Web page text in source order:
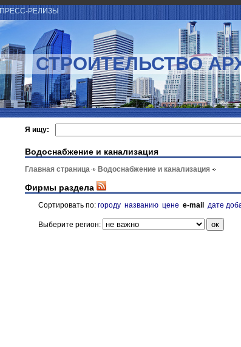
ПРЕСС-РЕЛИЗЫ
СТРОИТЕЛЬСТВО
Я ищу:
Водоснабжение и канализация
Главная страница Водоснабжение и канализация
Фирмы раздела
Сортировать по: городу названию цене e-mail дате
Выберите регион: